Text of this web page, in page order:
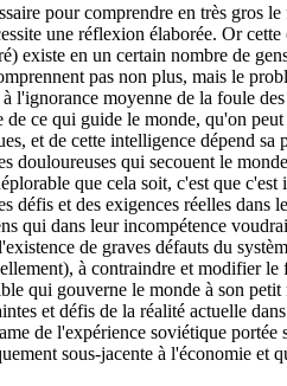
pour comprendre en très gros
une réflexion élaborée. Or
existe en un certain nombre de
pas non plus, mais le
moyenne de la foule
ce qui guide le monde, qu'on
et de cette intelligence dépend
douloureuses qui secouent le
que cela soit, c'est que
et des exigences réelles
qui dans leur incompétence
de graves défauts du
à contraindre et modifier
qui gouverne le monde à son
et défis de la réalité actuelle
de l'expérience soviétique
sous-jacente à l'économie